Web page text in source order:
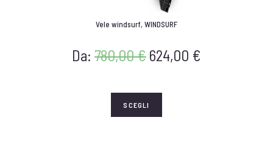
Vele windsurf, WINDSURF
Da: 780,00€ 624,00 €
SCEGLI